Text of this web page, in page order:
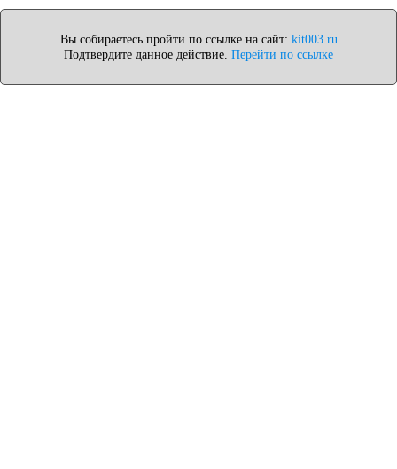
Вы собираетесь пройти по ссылке на сайт: kit003.ru
Подтвердите данное действие. Перейти по ссылке